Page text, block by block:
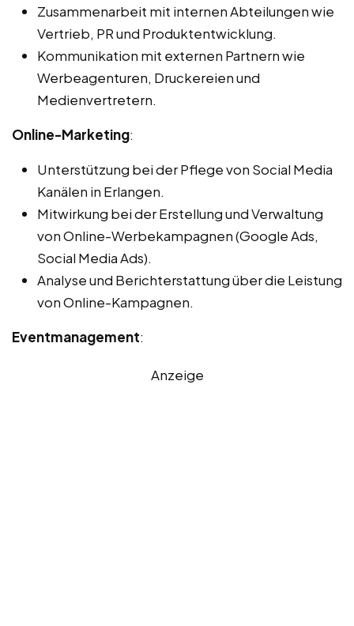
Zusammenarbeit mit internen Abteilungen wie
Vertrieb, PR und Produktentwicklung.
Kommunikation mit externen Partnern wie
Werbeagenturen, Druckereien und
Medienvertretern.
Online-Marketing:
Unterstützung bei der Pflege von Social Media
Kanälen in Erlangen.
Mitwirkung bei der Erstellung und Verwaltung
von Online-Werbekampagnen (Google Ads,
Social Media Ads).
Analyse und Berichterstattung über die Leistung
von Online-Kampagnen.
Eventmanagement:
Anzeige